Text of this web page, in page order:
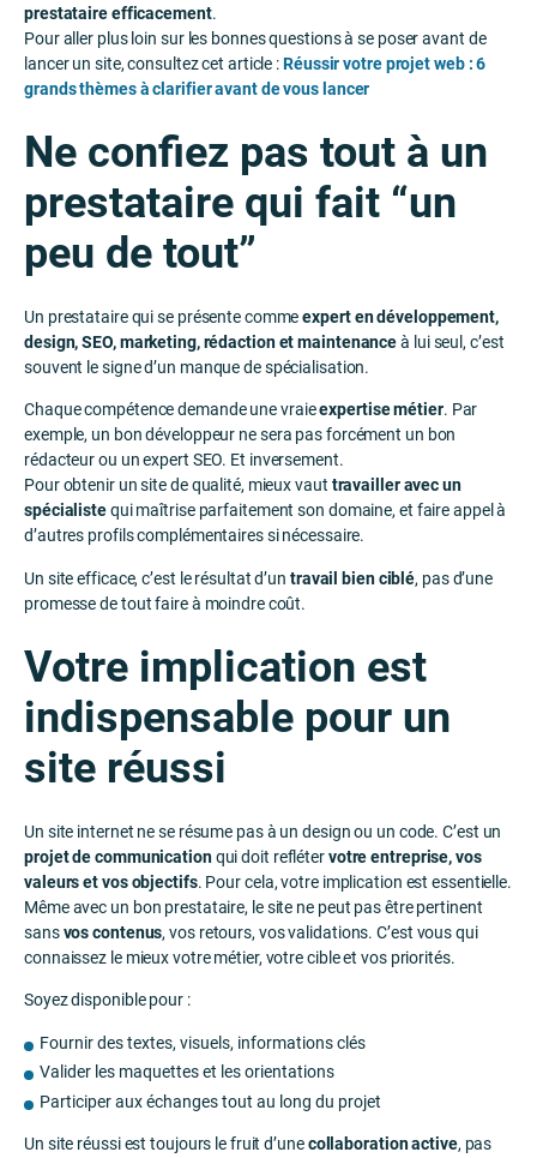
prestataire efficacement.
Pour aller plus loin sur les bonnes questions à se poser avant de
lancer un site, consultez cet article :Réussir votre projet web : 6
grands thèmes à clarifier avant de vous lancer
Ne confiez pas tout à un
prestataire qui fait “un
peu de tout”
Un prestataire qui se présente commeexpert en développement,
design, SEO, marketing, rédaction et maintenanceà lui seul, c’est
souvent le signe d’un manque de spécialisation.
Chaque compétence demande une vraieexpertise métier. Par
exemple, un bon développeur ne sera pas forcément un bon
rédacteur ou un expert SEO. Et inversement.
Pour obtenir un site de qualité, mieux vaut travailler avec un
spécialistequi maîtrise parfaitement son domaine, et faire appel à
d’autres profils complémentaires si nécessaire.
Un site efficace, c’est le résultat d’un travail bien ciblé, pas d’une
promesse de tout faire à moindre coût.
Votre implication est
indispensable pour un
site réussi
Un site internet ne se résume pas à un design ou un code. C’est un
projet de communicationqui doit reflétervotre entreprise, vos
valeurs et vos objectifs. Pour cela, votre implication est essentielle.
Même avec un bon prestataire, le site ne peut pas être pertinent
sansvos contenus, vos retours, vos validations. C’est vous qui
connaissez le mieux votre métier, votre cible et vos priorités.
Soyez disponible pour :
Fournir des textes, visuels, informations clés
Valider les maquettes et les orientations
Participer aux échanges tout au long du projet
Un site réussi est toujours le fruit d’unecollaboration active, pas